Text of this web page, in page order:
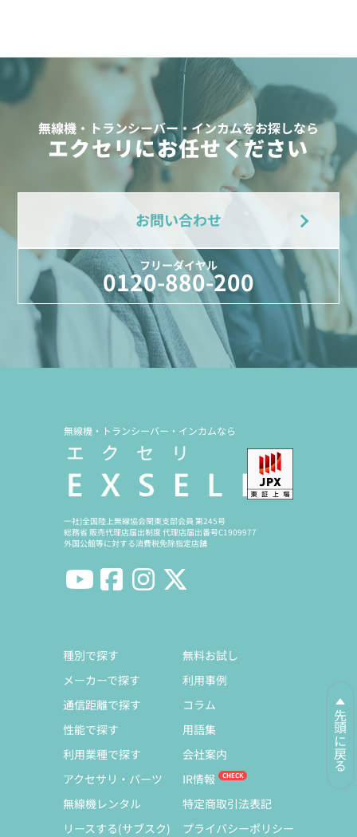
無線機・トランシーバー・インカムをお探しなら
エクセリにお任せください
お問い合わせ
フリーダイヤル
0120-880-200
先頭に戻る
無線機・トランシーバー・インカムなら
一社)全国陸上無線協会関東支部会員 第245号
総務省 販売代理店届出制度 代理店届出番号C1909977
外国公館等に対する消費税免除指定店舗
種別で探す
メーカーで探す
通信距離で探す
性能で探す
利用業種で探す
アクセサリ・パーツ
無線機レンタル
リースする(サブスク)
無料お試し
利用事例
コラム
用語集
会社案内
IR情報
特定商取引法表記
プライバシーポリシー